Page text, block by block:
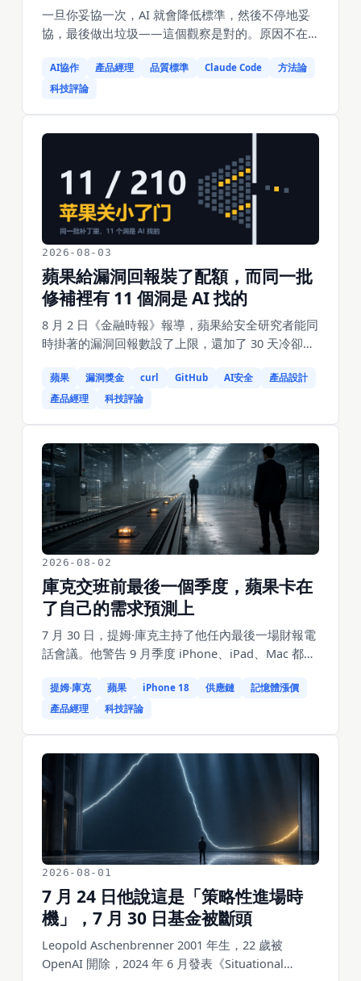
一旦你妥協一次，AI 就會降低標準，然後不停地妥
協，最後做出垃圾——這個觀察是對的。原因不在
型裡，它存在於上下文裡。上下文裡最新的那個樣
本就是標準，而你的每一次「好吧就這樣」都在給
面、一次為了湊字數而加的段落、一個連著三天信
錯的成功回報。也說清楚為什麼寫下來的規則同樣
會失效——規則的數量是失敗的計數器，而它只覆
蓋你已經想到的失效方式。
AI協作 產品經理 品質標準 Claude Code
方法論
科技評論
2026-08-03
蘋果給漏洞回報裝了配額，而同一批
修補裡有 11 個洞是 AI 找的
8 月 2 日《金融時報》報導，蘋果給安全研究者能同
時掛著的漏洞回報數設了上限，還加了 30 天冷卻
前的 7 月 27 日，蘋果那批修了 210 個漏洞的更新
裡，有 11 個是 AI 找到的——Claude 4 個、OpenAI
Atuin 報的。同一天 GitHub 把公開級距的獎金砍
半、高價值級距改成邀請制；而 curl 走的是第三條
路——不關入口，直接撤掉獎金，今天上午 9 點剛
結束五週閉門。三家動的部位完全不同：一家改動
機，一家改信譽，一家改閘門。當寫一份看起來專
業的回報成本接近零，所有靠人工分診的產品都要
重新回答這道題。
蘋果 漏洞獎金 curl GitHub AI安全
產品設計
產品經理
科技評論
2026-08-02
庫克交班前最後一個季度，蘋果卡在
了自己的需求預測上
7 月 30 日，提姆·庫克主持了他任內最後一場財報電
話會議。他警告 9 月季度 iPhone、iPad、Mac 都會
間比平時小、先進製程產能有缺口。但他同時說清
了根因——不是供應商出包，是需求遠超蘋果自己
不想漲價但被迫漲價。9 月 1 日約翰·特納斯接任
CEO。一個做了 25 年供應鏈的人，交班前最後一個
季度栽在供應上，而根因是一個產品判斷。
提姆·庫克 蘋果 iPhone 18 供應鏈
記憶體漲價
產品經理
科技評論
2026-08-01
7 月 24 日他說這是「策略性進場時
機」，7 月 30 日基金被斷頭
Leopold Aschenbrenner 2001 年生，22 歲被
OpenAI 開除，2024 年 6 月發表《Situational